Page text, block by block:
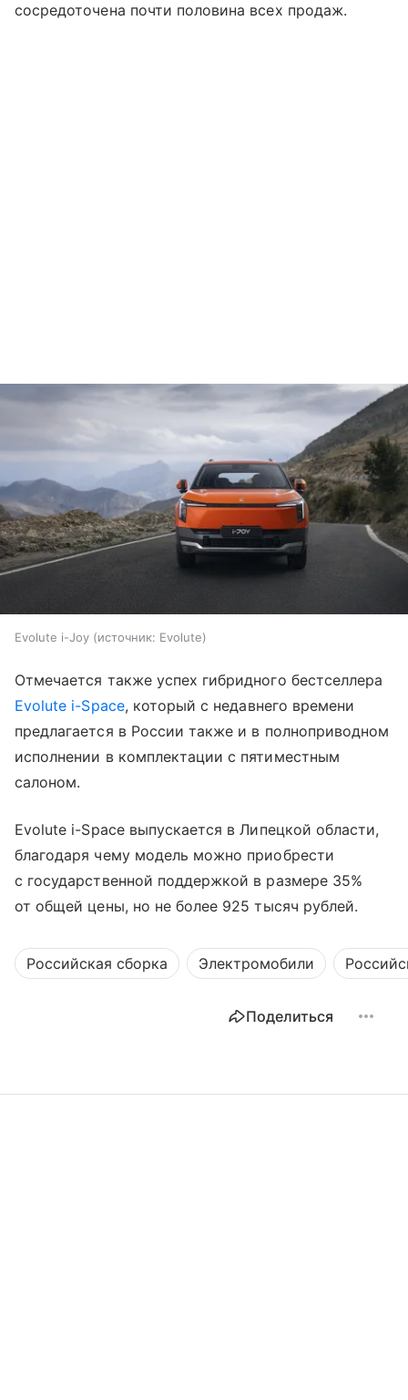
сосредоточена почти половина всех продаж.
Evolute i-Joy источник: Evolute
Отмечается также успех гибридного бестселлера
Evolute i-Space, который с недавнего времени
предлагается в России также и в полноприводном
исполнении в комплектации с пятиместным
салоном.
Evolute i-Space выпускается в Липецкой области,
благодаря чему модель можно приобрести
с государственной поддержкой в размере 35%
от общей цены, но не более 925 тысяч рублей.
Российская сборка Электромобили
Поделиться